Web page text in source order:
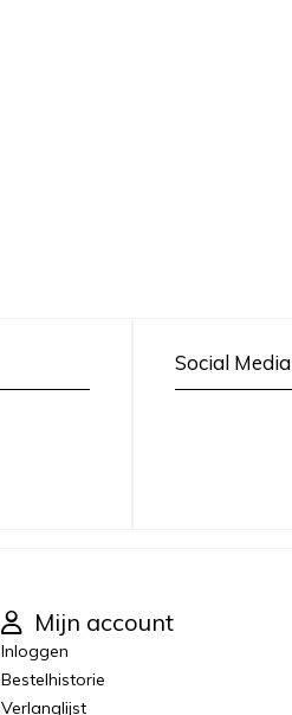
Social Media
Mijn account
Inloggen
Bestelhistorie
Verlanglijst